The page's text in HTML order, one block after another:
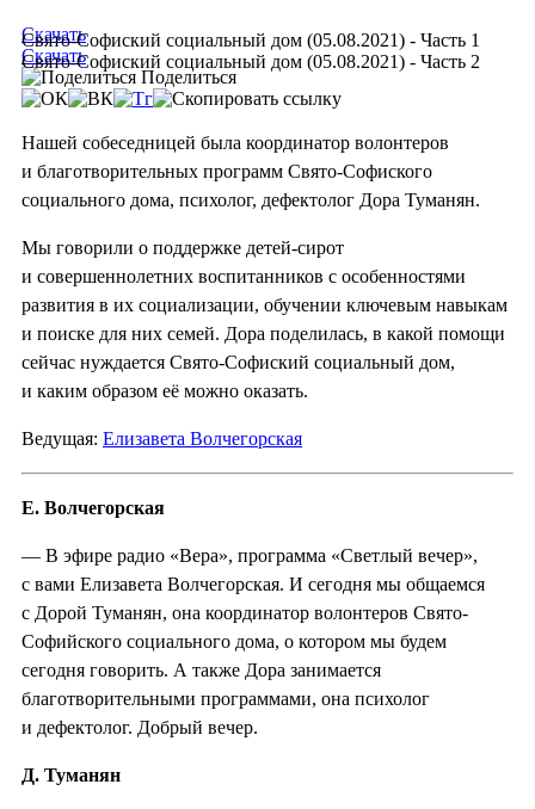
Свято-Софиский социальный дом (05.08.2021) - Часть 1
Скачать
Свято-Софиский социальный дом (05.08.2021) - Часть 2
Скачать
Поделиться
Нашей собеседницей была координатор волонтеров
и благотворительных программ Свято-Софиского
социального дома, психолог, дефектолог Дора Туманян.
Мы говорили о поддержке детей-сирот
и совершеннолетних воспитанников с особенностями
развития в их социализации, обучении ключевым навыкам
и поиске для них семей. Дора поделилась, в какой помощи
сейчас нуждается Свято-Софиский социальный дом,
и каким образом её можно оказать.
Ведущая: Елизавета Волчегорская
Е. Волчегорская
— В эфире радио «Вера», программа «Светлый вечер»,
с вами Елизавета Волчегорская. И сегодня мы общаемся
с Дорой Туманян, она координатор волонтеров Свято-
Софийского социального дома, о котором мы будем
сегодня говорить. А также Дора занимается
благотворительными программами, она психолог
и дефектолог. Добрый вечер.
Д. Туманян